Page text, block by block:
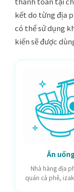
kết do từng địa
có thể sử dụng
kiến sẽ được
Ăn uống
Nhà hàng địa
quán cà phê,